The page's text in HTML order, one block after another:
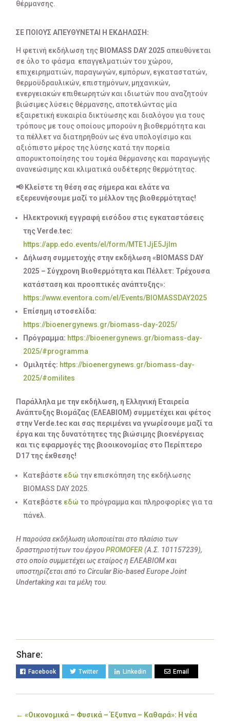
θέρμανσης.
ΣΕ ΠΟΙΟΥΣ ΑΠΕΥΘΥΝΕΤΑΙ Η ΕΚΔΗΛΩΣΗ:
Η φετινή εκδήλωση της BIOMASS DAY 2025 απευθύνεται
σε όλο το φάσμα επαγγελματιών του χώρου,
επιχειρηματιών, παραγωγών, εμπόρων, εγκαταστατών,
θερμοϋδραυλικών, επιστημόνων, μηχανικών,
ενεργειακών επιθεωρητών και ιδιωτών που αναζητούν
βιώσιμες λύσεις θέρμανσης, αποτελώντας μία
εξαιρετική ευκαιρία δικτύωσης και διαλόγου για τους
τρόπους με τους οποίους μπορούν η βιοθερμότητα και
τα πέλλετ να διατηρηθούν ως ένα υπολογίσιμο και
αξιόπιστο μέρος της λύσης κατά την πορεία
απορυκτοποίησης του τομέα θέρμανσης και παραγωγής
ανανεώσιμης και κλιματικά ουδέτερης θερμότητας.
📢Κλείστε τη θέση σας σήμερα και ελάτε να
εξερευνήσουμε μαζί το μέλλον της βιοθερμότητας!
Ηλεκτρονική εγγραφή εισόδου στις εγκαταστάσεις
τηςVerde.tec:
https://app.edo.events/el/form/MTE1JjE5JjIm
Δήλωση συμμετοχής στην εκδήλωση « BIOMASS DAY
2025 – Σύγχρονη Βιοθερμότητα και Πέλλετ: Τρέχουσα
κατάσταση και προοπτικές ανάπτυξης»:
https://www.eventora.com/el/Events/BIOMASSDAY2025
Επίσημη ιστοσελίδα:
https://bioenergynews.gr/biomass-day-2025/
Πρόγραμμα: https://bioenergynews.gr/biomass-day-
2025/#programma
Ομιλητές: https://bioenergynews.gr/biomass-day-
2025/#omilites
Παράλληλα με την εκδήλωση, η Ελληνική Εταιρεία
Ανάπτυξης Βιομάζας (ΕΛΕΑΒΙΟΜ) συμμετέχει και φέτος
στηνVerde.tec και σας περιμένει να γνωρίσουμε μαζί τα
έργα και της δυνατότητες της βιώσιμης βιοενέργειας
και τις εφαρμογές της βιοοικονομίας στο Περίπτερο
D17 της έκθεσης!
Κατεβάστε εδώτην επισκόπηση της εκδήλωσης
BIOMASS DAY 2025.
Κατεβάστε εδώ το πρόγραμμα και πληροφορίες για τα
πάνελ.
Η παρούσα εκδήλωση υλοποιείται στο πλαίσιο των
δραστηριοτήτων του έργουPROMOFER(Α.Σ. 101157239),
στo οποίo συμμετέχει ως εταίρος η ΕΛΕΑΒΙΟΜ και
υποστηρίζεται από το Circular Bio-based Europe Joint
Undertaking και τα μέλη του.
Share:
Facebook Twitter Linkedin Email
← «Οικονομικά – Φυσικά – Έξυπνα – Καθαρά»: Η νέα